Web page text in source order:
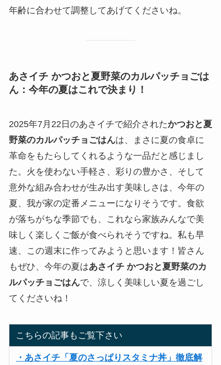
年齢に合わせて調整してあげてくださいね。
あさイチ かつおと夏野菜のカルパッチョごは
ん：今年の夏はこれで決まり！
2025年7月22日のあさイチで紹介されたかつおと夏
野菜のカルパッチョごはんは、まさに夏の食卓に
革命をもたらしてくれるような一品だと感じまし
た。火を使わない手軽さ、彩りの豊かさ、そして
意外な組み合わせが生み出す美味しさは、今年の
夏、我が家の定番メニューになりそうです。食欲
が落ちがちな季節でも、これなら家族みんなで美
味しく楽しくご飯が食べられそうですね。私も早
速、この週末に作ってみようと思います！皆さん
もぜひ、今年の夏はあさイチ かつおと夏野菜のカ
ルパッチョごはんで、涼しく美味しい夏を過ごし
てくださいね！
こちらの記事もご覧下さい
・あさイチ「夏のさっぱりスタミナ丼」徹底解